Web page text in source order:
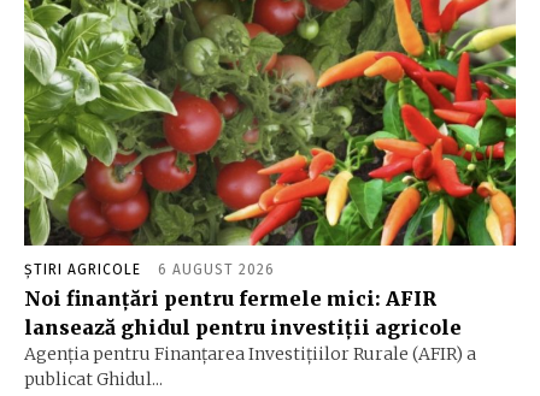
ȘTIRI AGRICOLE 6 AUGUST 2026
Noi finanțări pentru fermele mici: AFIR
lansează ghidul pentru investiții agricole
Agenția pentru Finanțarea Investițiilor Rurale (AFIR) a
publicat Ghidul...